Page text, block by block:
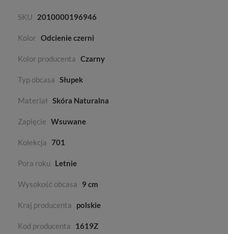
SKU 2010000196946
Kolor Odcienie czerni
Kolor producenta Czarny
Typ obcasa Słupek
Materiał Skóra Naturalna
Zapięcie Wsuwane
Kolekcja 701
Pora roku Letnie
Wysokość obcasa 9 cm
Kraj producenta polskie
Kod producenta 1619Z